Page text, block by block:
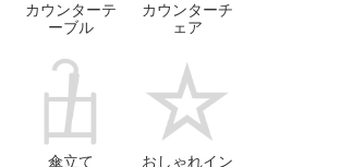
カウンターテ
ーブル
カウンターチ
ェア
傘立て おしゃれイン